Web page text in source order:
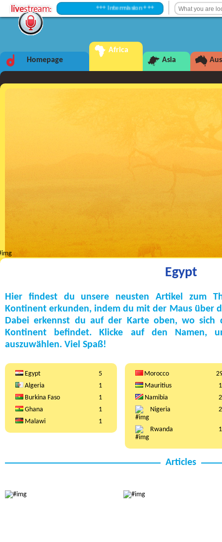
+++ Intermission +++
Homepage
Africa
Asia
Egypt
Hier findest du unsere neusten Artikel zum
Kontinent erkunden, indem du mit der Maus über
Dabei erkennst du auf der Karte oben, wo sich
Kontinent befindet. Klicke auf den Namen,
auszuwählen. Viel Spaß!
Egypt
5
Algeria
1
Burkina Faso
1
Ghana
1
Malawi
1
Morocco
Mauritius
1
Namibia
2
Nigeria
2
Rwanda 1
Articles